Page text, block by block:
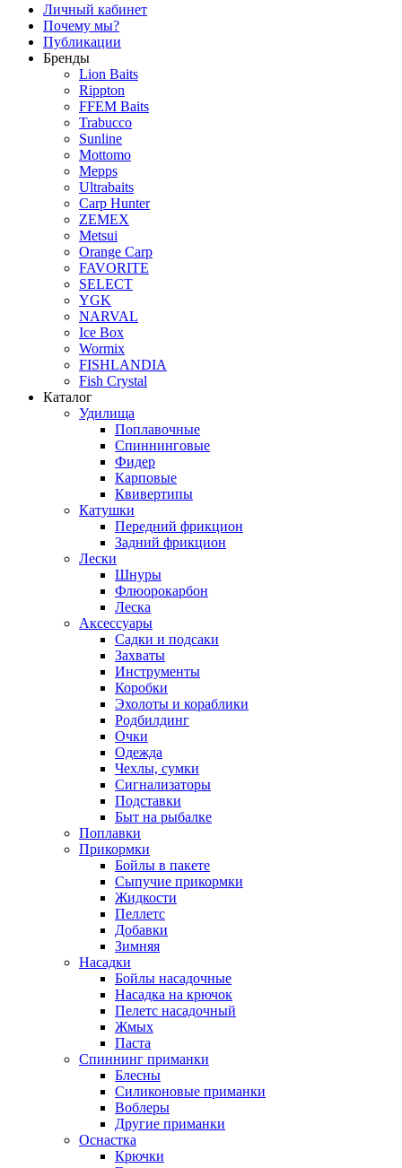
Личный кабинет
Почему мы?
Публикации
Бренды
Lion Baits
Rippton
FFEM Baits
Trabucco
Sunline
Mottomo
Mepps
Ultrabaits
Carp Hunter
ZEMEX
Metsui
Orange Carp
FAVORITE
SELECT
YGK
NARVAL
Ice Box
Wormix
FISHLANDIA
Fish Crystal
Каталог
Удилища
Поплавочные
Спиннинговые
Фидер
Карповые
Квивертипы
Катушки
Передний фрикцион
Задний фрикцион
Лески
Шнуры
Флюорокарбон
Леска
Аксессуары
Садки и подсаки
Захваты
Инструменты
Коробки
Эхолоты и кораблики
Родбилдинг
Очки
Одежда
Чехлы, сумки
Сигнализаторы
Подставки
Быт на рыбалке
Поплавки
Прикормки
Бойлы в пакете
Сыпучие прикормки
Жидкости
Пеллетс
Добавки
Зимняя
Насадки
Бойлы насадочные
Насадка на крючок
Пелетс насадочный
Жмых
Паста
Спиннинг приманки
Блесны
Силиконовые приманки
Воблеры
Другие приманки
Оснастка
Крючки